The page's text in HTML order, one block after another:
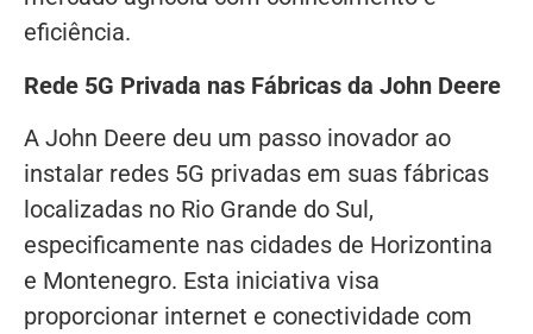
eficiência.
Rede 5G Privada nas Fábricas da John Deere
A John Deere deu um passo inovador ao
instalar redes 5G privadas em suas fábricas
localizadas no Rio Grande do Sul,
especificamente nas cidades de Horizontina
e Montenegro. Esta iniciativa visa
proporcionar internet e conectividade com